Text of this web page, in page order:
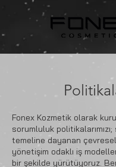
Fonex Kozmetik olarak
sorumluluk
temeline dayanan
yönetişim odaklı iş
bir şekilde yürütüyoruz.